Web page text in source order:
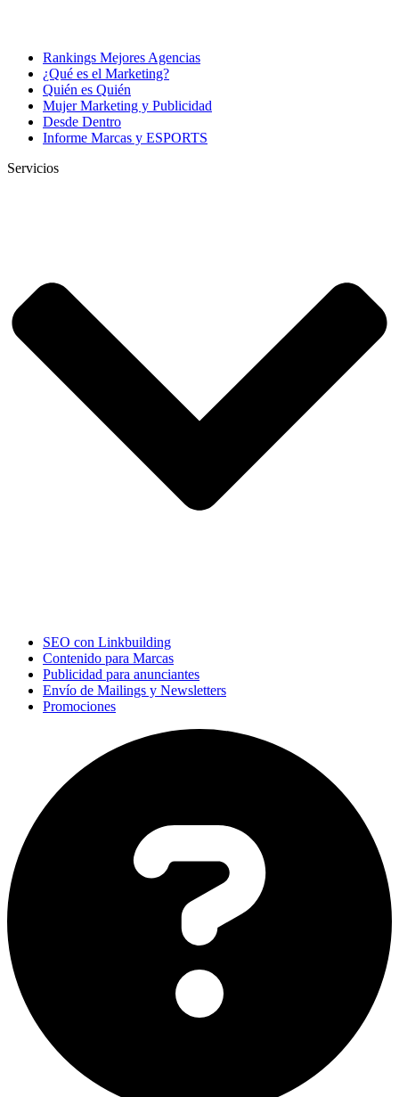
Rankings Mejores Agencias
¿Qué es el Marketing?
Quién es Quién
Mujer Marketing y Publicidad
Desde Dentro
Informe Marcas y ESPORTS
Servicios
SEO con Linkbuilding
Contenido para Marcas
Publicidad para anunciantes
Envío de Mailings y Newsletters
Promociones